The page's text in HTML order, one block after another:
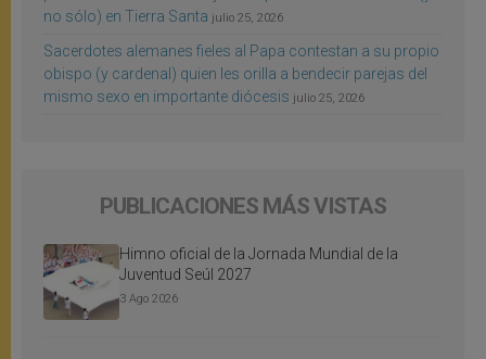
no sólo) en Tierra Santa julio 25, 2026
Sacerdotes alemanes fieles al Papa contestan a su propio
obispo (y cardenal) quien les orilla a bendecir parejas del
mismo sexo en importante diócesis julio 25, 2026
PUBLICACIONES MÁS VISTAS
Himno oficial de la Jornada Mundial de la
Juventud Seúl 2027
3 Ago 2026